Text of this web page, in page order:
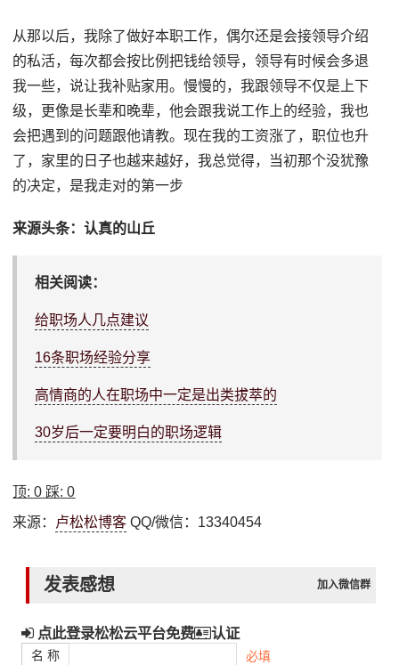
从那以后，我除了做好本职工作，偶尔还是会接领导介绍
的私活，每次都会按比例把钱给领导，领导有时候会多退
我一些，说让我补贴家用。慢慢的，我跟领导不仅是上下
级，更像是长辈和晚辈，他会跟我说工作上的经验，我也
会把遇到的问题跟他请教。现在我的工资涨了，职位也升
了，家里的日子也越来越好，我总觉得，当初那个没犹豫
的决定，是我走对的第一步
来源头条：认真的山丘
相关阅读：
给职场人几点建议
16条职场经验分享
高情商的人在职场中一定是出类拔萃的
30岁后一定要明白的职场逻辑
顶:0 踩:0
来源： 卢松松博客 QQ/微信：13340454
发表感想 加入微信群
点此登录松松云平台免费 认证
名 称 必填